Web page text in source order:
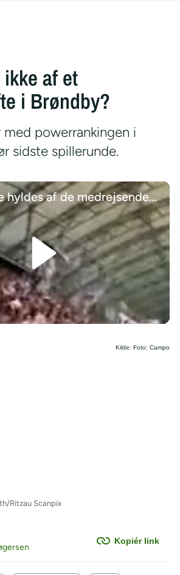
af et
i Brøndby?
med powerrankingen i
sidste spillerunde.
AGF's spillere hyldes af de medrejsende tilhængere efter miraklet i Poznan
/
Kilde: Foto: Campo
Ritzau Scanpix
Kopiér link